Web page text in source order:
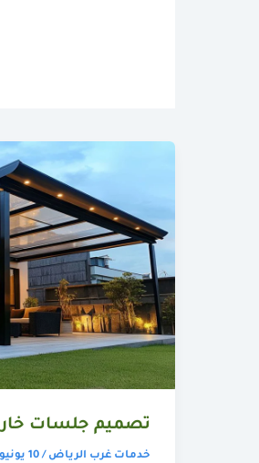
تصميم جلسات
خدمات غرب الرياض /10 يونيو، 2026